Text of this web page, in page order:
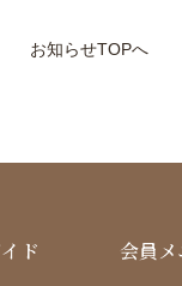
お知らせTOPへ
ド 会員